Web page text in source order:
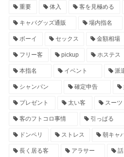
重要 体入 客を見極める
キャバグッズ通販 場内指名
ボーイ セックス 金額相場
フリー客 pickup ホステス
本指名 イベント 派
シャンパン 確定申告
プレゼント 太い客 スーツ
客のフトコロ事情 引っぱる
ドンペリ ストレス 朝キャ
長く居る客 アラサー